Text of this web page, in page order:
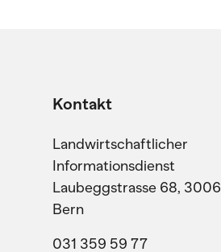
Kontakt
Landwirtschaftlicher
Informationsdienst
Laubeggstrasse 68, 3006
Bern
031 359 59 77